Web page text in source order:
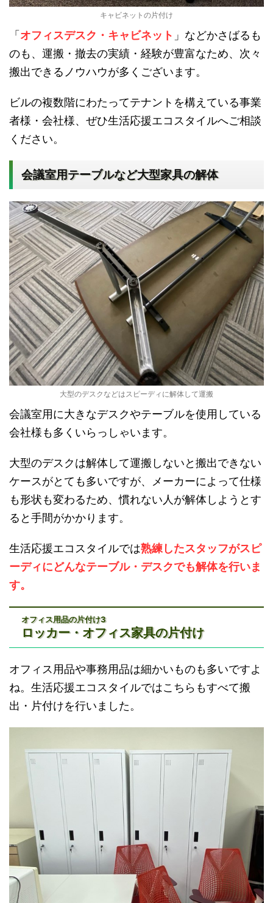
キャビネットの片付け
「オフィスデスク・キャビネット 」などかさばるも
のも、運搬・撤去の実績・経験が豊富なため、次々
搬出できるノウハウが多くございます。
ビルの複数階にわたってテナントを構えている事業
者様・会社様、ぜひ生活応援エコスタイルへご相談
ください。
会議室用テーブルなど大型家具の解体
大型のデスクなどはスピーディに解体して運搬
会議室用に大きなデスクやテーブルを使用している
会社様も多くいらっしゃいます。
大型のデスクは解体して運搬しないと搬出できない
ケースがとても多いですが、メーカーによって仕様
も形状も変わるため、慣れない人が解体しようとす
ると手間がかかります。
生活応援エコスタイルでは熟練したスタッフがスピ
ーディにどんなテーブル・デスクでも解体を行いま
す。
オフィス用品の片付け3
ロッカー・オフィス家具の片付け
オフィス用品や事務用品は細かいものも多いですよ
ね。生活応援エコスタイルではこちらもすべて搬
出・片付けを行いました。